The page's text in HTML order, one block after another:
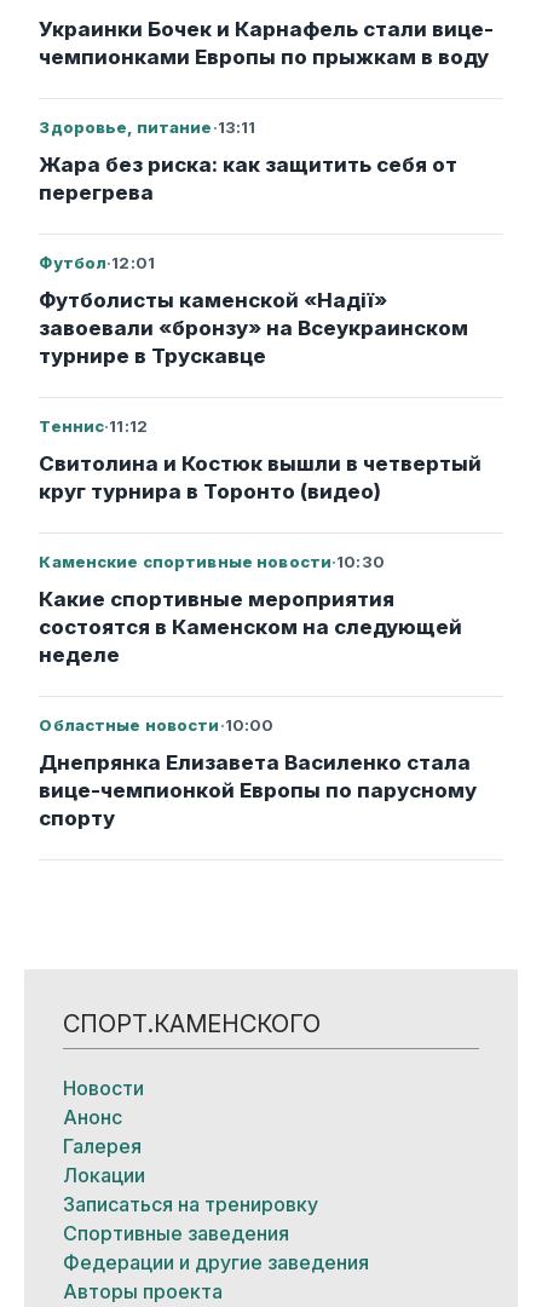
Украинки Бочек и Карнафель стали вице-
чемпионками Европы по прыжкам в воду
Здоровье, питание·13:11
Жара без риска: как защитить себя от
перегрева
Футбол·12:01
Футболисты каменской «Надії»
завоевали «бронзу» на Всеукраинском
турнире в Трускавце
Теннис·11:12
Свитолина и Костюк вышли в четвертый
круг турнира в Торонто (видео)
Каменские спортивные новости·10:30
Какие спортивные мероприятия
состоятся в Каменском на следующей
неделе
Областные новости·10:00
Днепрянка Елизавета Василенко стала
вице-чемпионкой Европы по парусному
спорту
СПОРТ.КАМЕНСКОГО
Новости
Анонс
Галерея
Локации
Записаться на тренировку
Спортивные заведения
Федерации и другие заведения
Авторы проекта